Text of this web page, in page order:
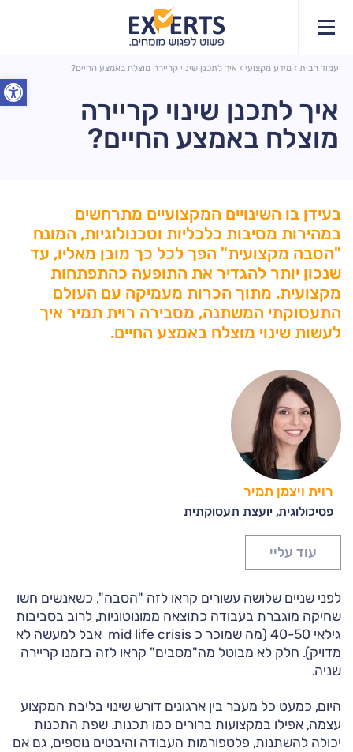
פתח
עמוד הבית מידע מקצועי איך לתכנן שינוי קריירה מוצלח באמצע החיים?
איך לתכנן שינוי קריירה
מוצלח באמצע החיים?
בעידן בו השינויים המקצועיים מתרחשים
במהירות מסיבות כלכליות וטכנולוגיות, המונח
"הסבה מקצועית" הפך לכל כך מובן מאליו, עד
שנכון יותר להגדיר את התופעה כהתפתחות
מקצועית. מתוך הכרות מעמיקה עם העולם
התעסוקתי המשתנה, מסבירה רוית תמיר איך
לעשות שינוי מוצלח באמצע החיים.
רוית ויצמן תמיר
פסיכולוגית, יועצת תעסוקתית
עוד עליי
לפני שניים שלושה עשורים קראו לזה "הסבה", כשאנשים חשו
שחיקה מוגברת בעבודה כתוצאה ממונוטוניות, לרוב בסביבות
גילאי 40-50 (מה שמוכר כ mid life crisis אבל למעשה לא
מדויק). חלק לא מבוטל מה"מסבים" קראו לזה בזמנו קריירה
שניה.
היום, כמעט כל מעבר בין ארגונים דורש שינוי בליבת המקצוע
עצמה, אפילו במקצועות ברורים כמו תכנות. שפת התכנות
יכולה להשתנות, פלטפורמות העבודה והיבטים נוספים, גם אם